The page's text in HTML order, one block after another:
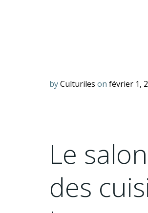
byCulturiles on février 1,
Le
des